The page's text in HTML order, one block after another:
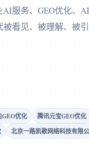
服务、GEO优化、
看见、被理解、被引
GEO优化 腾讯元宝GEO优化
北京一路凯歌网络科技有限